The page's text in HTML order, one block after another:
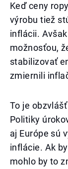
Keď ceny
výrobu tiež
inflácii.
možnosťou,
stabilizovať
zmiernili
To je
Politiky
aj Európe sú
inflácie. Ak
mohlo by to